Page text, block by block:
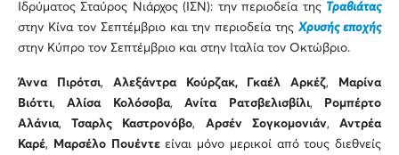
Ιδρύματος Σταύρος Νιάρχος (ΙΣΝ): την περιοδεία της Τραβιάτας
στην Κίνα τον Σεπτέμβριο και την περιοδεία τηςΧρυσής εποχής
στην Κύπρο τον Σεπτέμβριο και στην Ιταλία τον Οκτώβριο.
Άννα Πιρότσι, Αλεξάντρα Κούρζακ, Γκαέλ Αρκέζ,
Μαρίνα
Βιόττι,Αλίσα Κολόσοβα,Ανίτα Ρατσβελισβίλι,
Ρομπέρτο
Αλάνια,Τσαρλς Καστρονόβο, Αρσέν Σογκομονιάν,Αντρέα
Καρέ, Μαρσέλο Πουέντεείναι μόνο μερικοί από τους διεθνείς